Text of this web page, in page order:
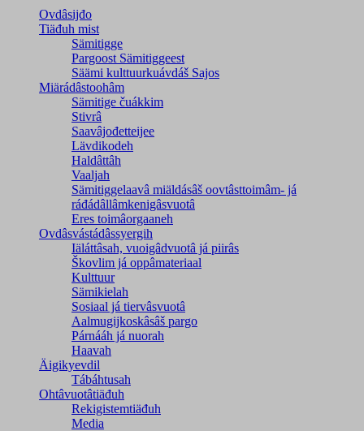
Ovdâsijđo
Tiäđuh mist
Sämitigge
Pargoost Sämitiggeest
Säämi kulttuurkuávdáš Sajos
Miärádâstoohâm
Sämitige čuákkim
Stivrâ
Saavâjođetteijee
Lävdikodeh
Haldâttâh
Vaaljah
Sämitiggelaavâ miäldásâš oovtâsttoimâm- já
ráđádâllâmkenigâsvuotâ
Eres toimâorgaaneh
Ovdâsvástádâssyergih
Iäláttâsah, vuoigâdvuotâ já piirâs
Škovlim já oppâmateriaal
Kulttuur
Sämikielah
Sosiaal já tiervâsvuotâ
Aalmugijkoskâsâš pargo
Párnááh já nuorah
Haavah
Äigikyevdil
Tábáhtusah
Ohtâvuotâtiäđuh
Rekigistemtiäđuh
Media